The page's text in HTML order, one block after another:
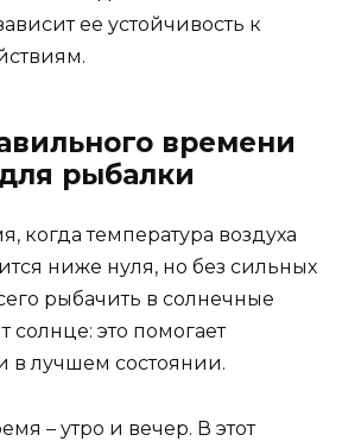
ее устойчивость к
времени
рыбалки
когда температура воздуха
ниже нуля, но без сильных
рыбачить в солнечные
солнце: это помогает
в лучшем состоянии.
– утро и вечер. В этот